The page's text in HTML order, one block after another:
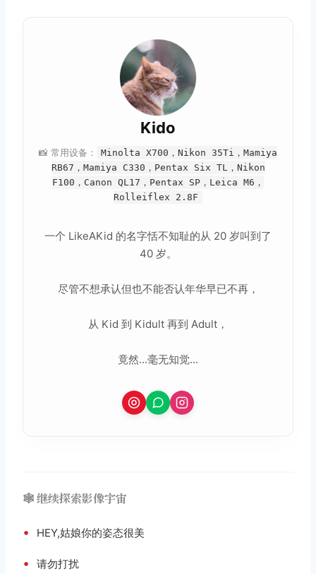
Kido
📸 常用设备：
Minolta X700，Nikon 35Ti，Mamiya
RB67，Mamiya C330，Pentax Six TL，Nikon
F100，Canon QL17，Pentax SP，Leica M6，
Rolleiflex 2.8F
一个 LikeAKid 的名字恬不知耻的从 20 岁叫到了
40 岁。
尽管不想承认但也不能否认年华早已不再，
从 Kid 到 Kidult 再到 Adult，
竟然...毫无知觉...
🕸️ 继续探索影像宇宙
• HEY,姑娘你的姿态很美
• 请勿打扰